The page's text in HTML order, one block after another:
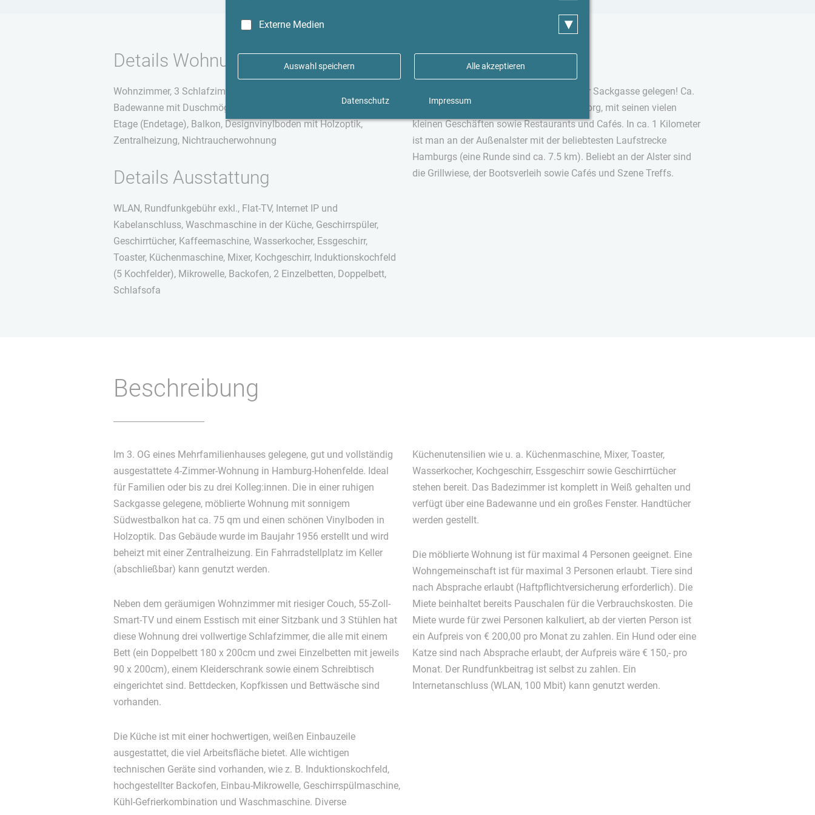
Details Wohnung
Wohnzimmer, 3 Schlafzimmer, Küche (separater Raum),
Badewanne mit Duschmöglichkeit, Baujahr 1956, Wohnung, 3.
Etage (Endetage), Balkon, Designvinylboden mit Holzoptik,
Zentralheizung, Nichtraucherwohnung
Details Ausstattung
WLAN, Rundfunkgebühr exkl., Flat-TV, Internet IP und
Kabelanschluss, Waschmaschine in der Küche, Geschirrspüler,
Geschirrtücher, Kaffeemaschine, Wasserkocher, Essgeschirr,
Toaster, Küchenmaschine, Mixer, Kochgeschirr, Induktionskochfeld
(5 Kochfelder), Mikrowelle, Backofen, 2 Einzelbetten, Doppelbett,
Schlafsofa
Umgebung
Sehr zentrumsnah und doch ruhig in einer Sackgasse gelegen! Ca.
900 m sind es zur Langen Reihe in St. Georg, mit seinen vielen
kleinen Geschäften sowie Restaurants und Cafés. In ca. 1 Kilometer
ist man an der Außenalster mit der beliebtesten Laufstrecke
Hamburgs (eine Runde sind ca. 7.5 km). Beliebt an der Alster sind
die Grillwiese, der Bootsverleih sowie Cafés und Szene Treffs.
Beschreibung
Im 3. OG eines Mehrfamilienhauses gelegene, gut und vollständig
ausgestattete 4-Zimmer-Wohnung in Hamburg-Hohenfelde. Ideal
für Familien oder bis zu drei Kolleg:innen. Die in einer ruhigen
Sackgasse gelegene, möblierte Wohnung mit sonnigem
Südwestbalkon hat ca. 75 qm und einen schönen Vinylboden in
Holzoptik. Das Gebäude wurde im Baujahr 1956 erstellt und wird
beheizt mit einer Zentralheizung. Ein Fahrradstellplatz im Keller
(abschließbar) kann genutzt werden.
Neben dem geräumigen Wohnzimmer mit riesiger Couch, 55-Zoll-
Smart-TV und einem Esstisch mit einer Sitzbank und 3 Stühlen hat
diese Wohnung drei vollwertige Schlafzimmer, die alle mit einem
Bett (ein Doppelbett 180 x 200cm und zwei Einzelbetten mit jeweils
90 x 200cm), einem Kleiderschrank sowie einem Schreibtisch
eingerichtet sind. Bettdecken, Kopfkissen und Bettwäsche sind
vorhanden.
Die Küche ist mit einer hochwertigen, weißen Einbauzeile
ausgestattet, die viel Arbeitsfläche bietet. Alle wichtigen
technischen Geräte sind vorhanden, wie z. B. Induktionskochfeld,
hochgestellter Backofen, Einbau-Mikrowelle, Geschirrspülmaschine,
Kühl-Gefrierkombination und Waschmaschine. Diverse
Küchenutensilien wie u. a. Küchenmaschine, Mixer, Toaster,
Wasserkocher, Kochgeschirr, Essgeschirr sowie Geschirrtücher
stehen bereit. Das Badezimmer ist komplett in Weiß gehalten und
verfügt über eine Badewanne und ein großes Fenster. Handtücher
werden gestellt.
Die möblierte Wohnung ist für maximal 4 Personen geeignet. Eine
Wohngemeinschaft ist für maximal 3 Personen erlaubt. Tiere sind
nach Absprache erlaubt (Haftpflichtversicherung erforderlich). Die
Miete beinhaltet bereits Pauschalen für die Verbrauchskosten. Die
Miete wurde für zwei Personen kalkuliert, ab der vierten Person ist
ein Aufpreis von € 200,00 pro Monat zu zahlen. Ein Hund oder eine
Katze sind nach Absprache erlaubt, der Aufpreis wäre € 150,- pro
Monat. Der Rundfunkbeitrag ist selbst zu zahlen. Ein
Internetanschluss (WLAN, 100 Mbit) kann genutzt werden.
Externe Medien ▾
Auswahl speichern Alle akzeptieren
Datenschutz Impressum